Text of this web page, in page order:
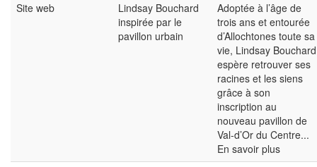
Site web
Lindsay Bouchard
inspirée par le
pavillon urbain
Adoptée à l’âge de
trois ans et entourée
d’Allochtones toute sa
vie, Lindsay Bouchard
espère retrouver ses
racines et les siens
grâce à son
inscription au
nouveau pavillon de
Val-d’Or du Centre...
En savoir plus